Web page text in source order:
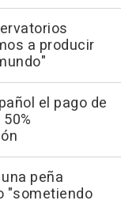
a producir
el pago de
peña
"sometiendo